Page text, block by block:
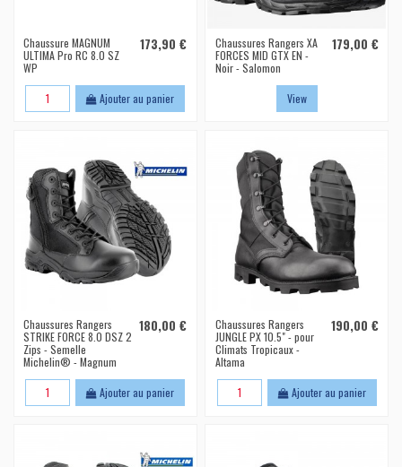
Chaussure MAGNUM
ULTIMA Pro RC 8.0 SZ
WP
173,90 €
Ajouter au panier
Chaussures Rangers XA
FORCES MID GTX EN -
Noir - Salomon
179,00 €
View
Chaussures Rangers
STRIKE FORCE 8.0 DSZ 2
Zips - Semelle
Michelin® - Magnum
180,00 €
Ajouter au panier
Chaussures Rangers
JUNGLE PX 10.5" - pour
Climats Tropicaux -
Altama
190,00 €
Ajouter au panier